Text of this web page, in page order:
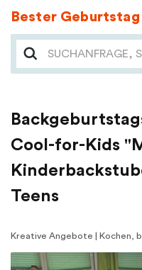
Bester Geburtstag
Cool-for-Kids
Teens
Kreative Angebote | Kochen,